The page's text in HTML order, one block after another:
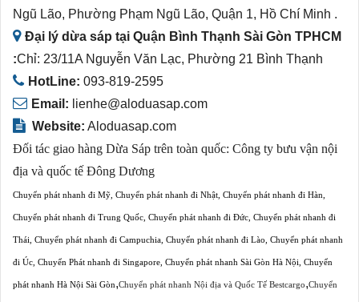
Ngũ Lão, Phường Phạm Ngũ Lão, Quận 1, Hồ Chí Minh .
Đại lý dừa sáp tại Quận Bình Thạnh Sài Gòn TPHCM
:Chỉ: 23/11A Nguyễn Văn Lạc, Phường 21 Bình Thạnh
HotLine: 093-819-2595
Email: lienhe@aloduasap.com
Website: Aloduasap.com
Đối tác giao hàng Dừa Sáp trên toàn quốc: Công ty bưu vận nội
địa và quốc tế Đông Dương
Chuyển phát nhanh đi Mỹ Chuyển phát nhanh đi Nhật Chuyển phát nhanh đi Hàn
Chuyển phát nhanh đi Trung Quốc Chuyển phát nhanh đi Đức Chuyển phát nhanh đi
Thái Chuyển phát nhanh đi Campuchia Chuyển phát nhanh đi Lào Chuyển phát nhanh
đi Úc Chuyển Phát nhanh đi Singapore Chuyển phát nhanh Sài Gòn Hà Nội Chuyển
phát nhanh Hà Nội Sài Gòn,Chuyển phát nhanh Nội địa và Quốc Tế Bestcargo,Chuyển